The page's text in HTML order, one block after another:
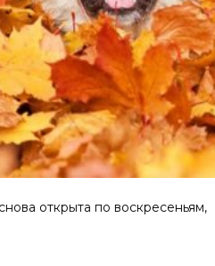
открыта по воскресеньям,